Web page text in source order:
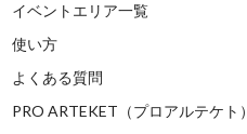
イベントエリア一覧
使い方
よくある質問
PRO ARTEKET（プロアルテケト）